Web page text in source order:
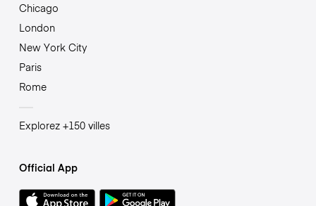
Chicago
London
New York City
Paris
Rome
Explorez +150 villes
Official App